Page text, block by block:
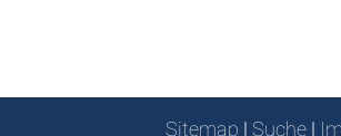
Sitemap | Suche |